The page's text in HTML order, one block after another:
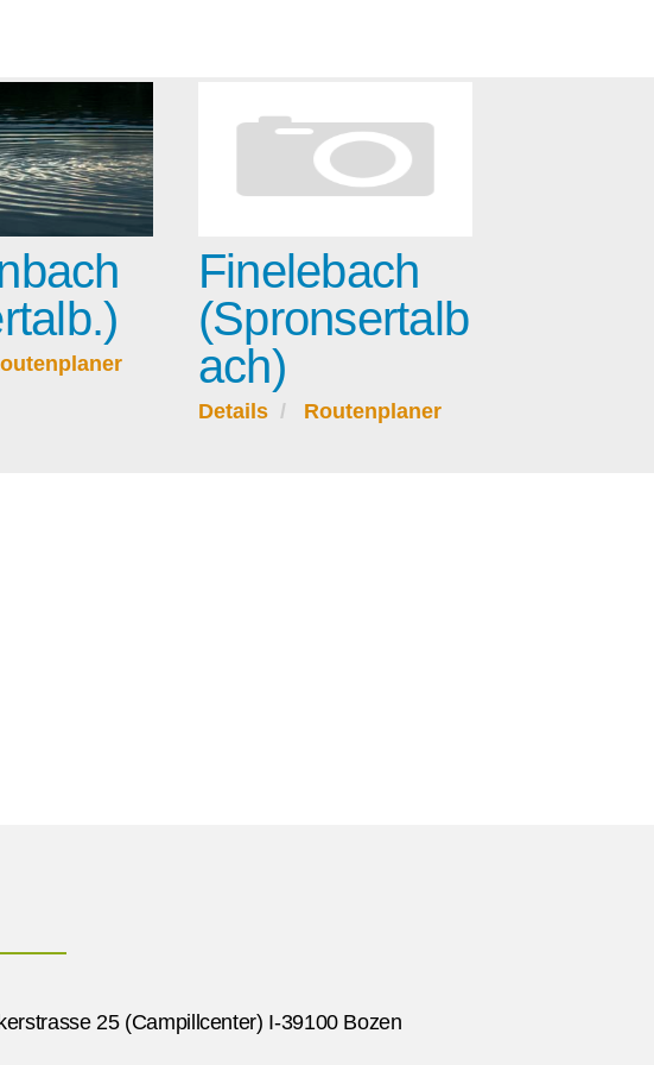
Finelebach
(Spronsertalb
ach)
Details Routenplaner
25 (Campillcenter) I-39100 Bozen